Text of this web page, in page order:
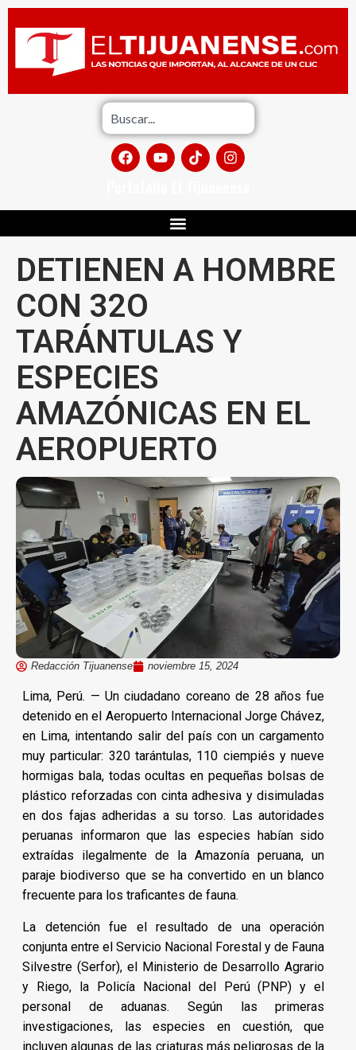
DETIENEN A HOMBRE
CON 32O
TARÁNTULAS Y
ESPECIES
AMAZÓNICAS EN EL
AEROPUERTO
Redacción Tijuanense noviembre 15, 2024
Lima, Perú. — Un ciudadano coreano de 28 años fue
detenido en el Aeropuerto Internacional Jorge Chávez,
en Lima, intentando salir del país con un cargamento
muy particular: 320 tarántulas, 110 ciempiés y nueve
hormigas bala, todas ocultas en pequeñas bolsas de
plástico reforzadas con cinta adhesiva y disimuladas
en dos fajas adheridas a su torso. Las autoridades
peruanas informaron que las especies habían sido
extraídas ilegalmente de la Amazonía peruana, un
paraje biodiverso que se ha convertido en un blanco
frecuente para los traficantes de fauna.
La detención fue el resultado de una operación
conjunta entre el Servicio Nacional Forestal y de Fauna
Silvestre (Serfor), el Ministerio de Desarrollo Agrario
y Riego, la Policía Nacional del Perú (PNP) y el
personal de aduanas. Según las primeras
investigaciones, las especies en cuestión, que
incluyen algunas de las criaturas más peligrosas de la